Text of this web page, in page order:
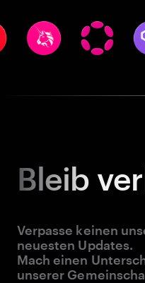
Bleib
Verpasse keinen
neuesten Updates.
Mach einen
unserer